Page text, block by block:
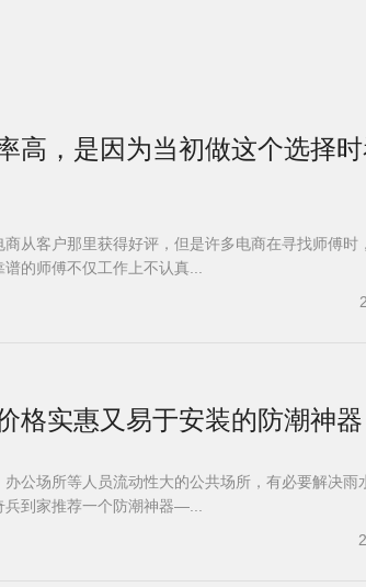
高，是因为当初做这个选择
从客户那里获得好评，但是许多电商在寻找师傅时
的师傅不仅工作上不认真...
格实惠又易于安装的防潮神器
公场所等人员流动性大的公共场所，有必要解决雨
到家推荐一个防潮神器—...